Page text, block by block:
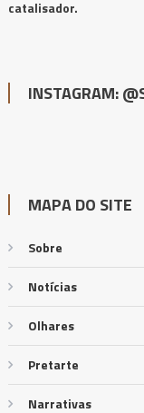
catalisador.
INSTAGRAM:
MAPA DO SITE
Sobre
Notícias
Olhares
Pretarte
Narrativas